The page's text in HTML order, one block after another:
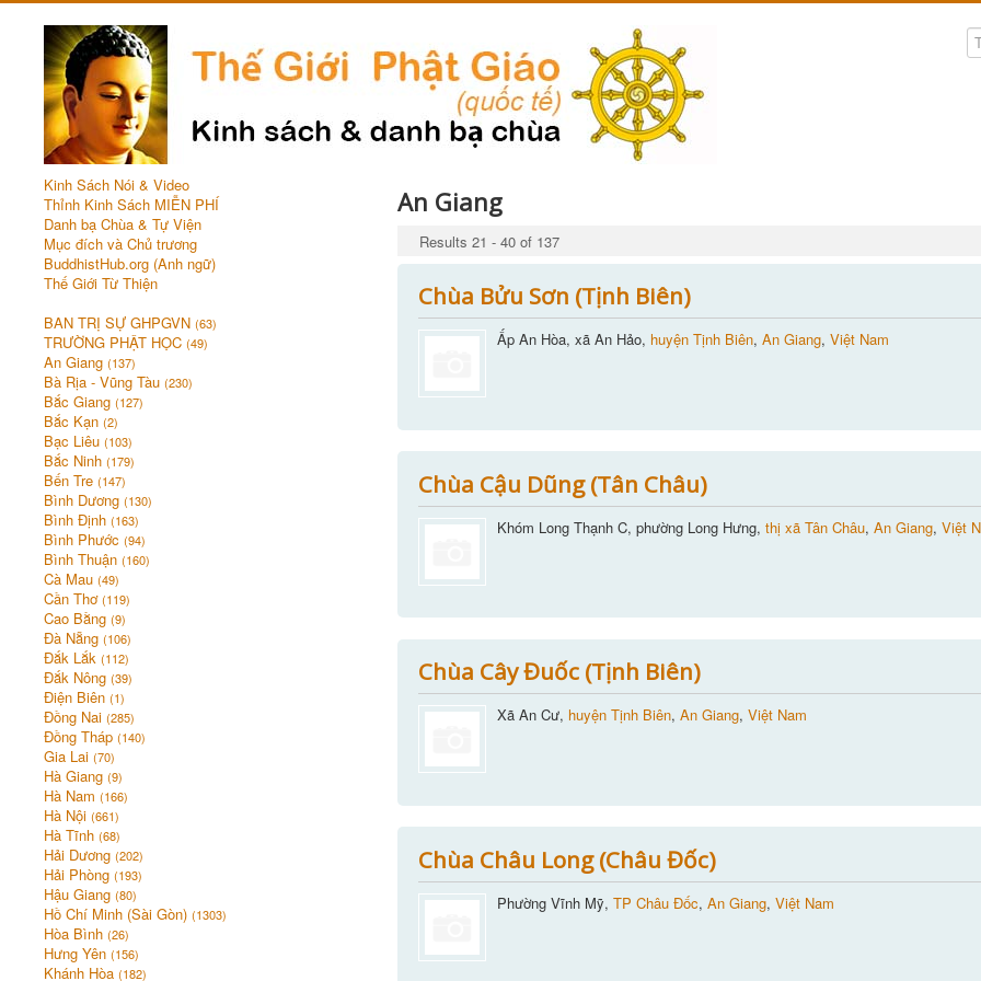
Kinh Sách Nói & Video
Thỉnh Kinh Sách MIỄN PHÍ
Danh bạ Chùa & Tự Viện
Mục đích và Chủ trương
BuddhistHub.org (Anh ngữ)
Thế Giới Từ Thiện
BAN TRỊ SỰ GHPGVN (63)
TRƯỜNG PHẬT HỌC (49)
An Giang (137)
Bà Rịa - Vũng Tàu (230)
Bắc Giang (127)
Bắc Kạn (2)
Bạc Liêu (103)
Bắc Ninh (179)
Bến Tre (147)
Bình Dương (130)
Bình Định (163)
Bình Phước (94)
Bình Thuận (160)
Cà Mau (49)
Cần Thơ(119)
Cao Bằng (9)
Đà Nẵng (106)
Đắk Lắk (112)
Đắk Nông (39)
Điện Biên (1)
Đồng Nai (285)
Đồng Tháp (140)
Gia Lai (70)
Hà Giang (9)
Hà Nam (166)
Hà Nội (661)
Hà Tĩnh (68)
Hải Dương (202)
Hải Phòng (193)
Hậu Giang (80)
Hồ Chí Minh (Sài Gòn) (1303)
Hòa Bình (26)
Hưng Yên (156)
Khánh Hòa (182)
An Giang
Results 21 - 40 of 137
Chùa Bửu Sơn (Tịnh Biên)
Ấp An Hòa, xã An Hảo, huyện Tịnh Biên,An Giang,Việt Nam
Chùa Cậu Dũng (Tân Châu)
Khóm Long Thạnh C, phường Long Hưng,thị xã Tân Châu,An Giang,Việt
Chùa Cây Đuốc (Tịnh Biên)
Xã An Cư, huyện Tịnh Biên,An Giang,Việt Nam
Chùa Châu Long (Châu Đốc)
Phường Vĩnh Mỹ,TP Châu Đốc,An Giang,Việt Nam